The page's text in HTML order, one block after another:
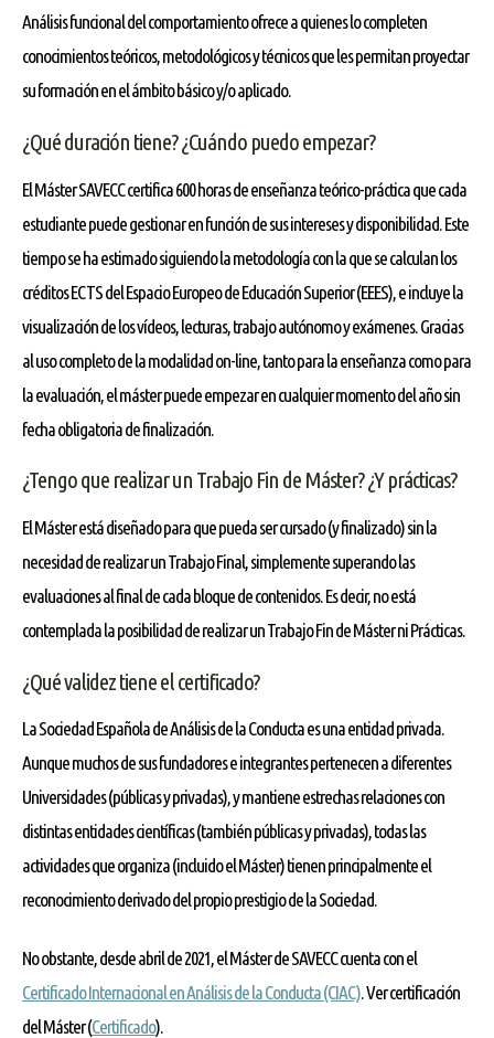
Análisis funcional del comportamiento ofrece a quienes lo completen
conocimientos teóricos, metodológicos y técnicos que les permitan proyectar
su formación en el ámbito básico y/o aplicado.
¿Qué duración tiene? ¿Cuándo puedo empezar?
El Máster SAVECC certifica 600 horas de enseñanza teórico-práctica que cada
estudiante puede gestionar en función de sus intereses y disponibilidad. Este
tiempo se ha estimado siguiendo la metodología con la que se calculan los
créditos ECTS del Espacio Europeo de Educación Superior (EEES), e incluye la
visualización de los vídeos, lecturas, trabajo autónomo y exámenes. Gracias
al uso completo de la modalidad on-line, tanto para la enseñanza como para
la evaluación, el máster puede empezar en cualquier momento del año sin
fecha obligatoria de finalización.
¿Tengo que realizar un Trabajo Fin de Máster? ¿Y prácticas?
El Máster está diseñado para que pueda ser cursado (y finalizado) sin la
necesidad de realizar un Trabajo Final, simplemente superando las
evaluaciones al final de cada bloque de contenidos. Es decir, no está
contemplada la posibilidad de realizar un Trabajo Fin de Máster ni Prácticas.
¿Qué validez tiene el certificado?
La Sociedad Española de Análisis de la Conducta es una entidad privada.
Aunque muchos de sus fundadores e integrantes pertenecen a diferentes
Universidades (públicas y privadas), y mantiene estrechas relaciones con
distintas entidades científicas (también públicas y privadas), todas las
actividades que organiza (incluido el Máster) tienen principalmente el
reconocimiento derivado del propio prestigio de la Sociedad.
No obstante, desde abril de 2021, el Máster de SAVECC cuenta con el
Certificado Internacional en Análisis de la Conducta (CIAC) . Ver certificación
del Máster (Certificado).